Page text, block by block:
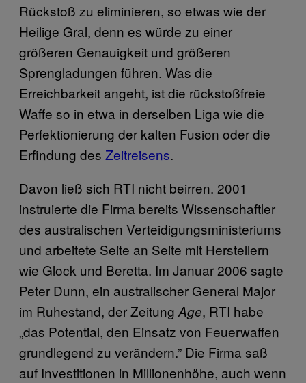
Rückstoß zu eliminieren, so etwas wie der
Heilige Gral, denn es würde zu einer
größeren Genauigkeit und größeren
Sprengladungen führen. Was die
Erreichbarkeit angeht, ist die rückstoßfreie
Waffe so in etwa in derselben Liga wie die
Perfektionierung der kalten Fusion oder die
Erfindung des Zeitreisens.
Davon ließ sich RTI nicht beirren. 2001
instruierte die Firma bereits Wissenschaftler
des australischen Verteidigungsministeriums
und arbeitete Seite an Seite mit Herstellern
wie Glock und Beretta. Im Januar 2006 sagte
Peter Dunn, ein australischer General Major
im Ruhestand, der Zeitung Age, RTI habe
„das Potential, den Einsatz von Feuerwaffen
grundlegend zu verändern.” Die Firma saß
auf Investitionen in Millionenhöhe, auch wenn